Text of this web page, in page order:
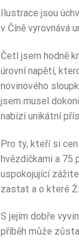
Ilustrace jsou
v Číně vyrovnává
Četl jsem hodně
úrovní napětí,
novinového
jsem musel
nabízí unikátní
Pro ty, kteří si
hvězdičkami a 75
uspokojující
zastat a o které
S jejím dobře
příběh může